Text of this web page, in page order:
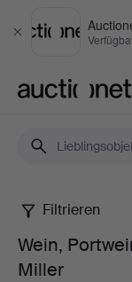
Schließen
Wein,
Portwein
Filtrieren
Wein,
Miller